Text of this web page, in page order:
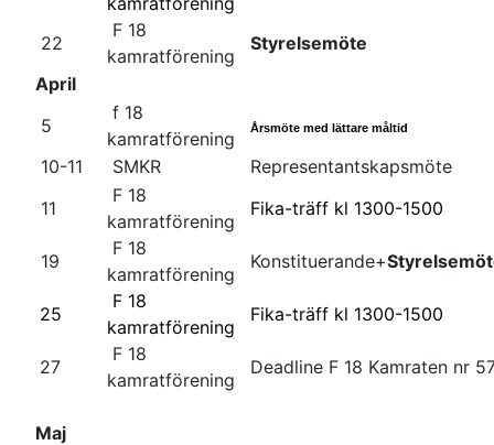
22
F 18
kamratförening
Styrelsemöte
April
5
f 18
kamratförening
Årsmöte med lättare måltid
10-11 SMKR
Representantskapsmöte
11
F 18
kamratförening
Fika-träff kl 1300-1500
19
F 18
kamratförening
Konstituerande+
25
F 18
kamratförening
Fika-träff kl 1300-1500
27
F 18
kamratförening
Deadline F 18 Kamraten nr
Maj